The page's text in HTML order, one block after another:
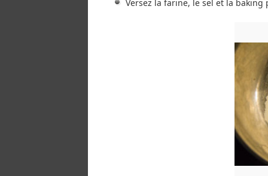
Versez la farine, le sel et la